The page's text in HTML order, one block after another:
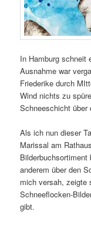
In Hamburg schneit
Ausnahme war
Friederike durch
Wind nichts zu
Schneeschicht über
Als ich nun dieser
Marissal am
anderem über den
mich versah, zeigte
Schneeflocken-
gibt.